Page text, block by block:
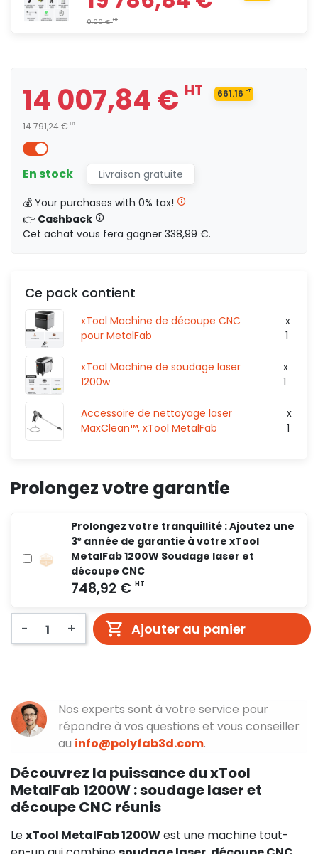
14 007,84 €
0,00 €HT
15 912,84 €
16 637,84 €
0,00 €HT
19 786,84 € HT
14 007,84 € HT
14 791,24 €HT
661.16 HT
En stock
Livraison gratuite
💰 Your purchases with 0% tax!
👉 Cashback
Cet achat vous fera gagner 338,99 €.
Ce pack contient
xTool Machine de découpe CNC
pour MetalFab
x
1
xTool Machine de soudage laser
1200w
x
1
Accessoire de nettoyage laser
MaxClean™, xTool MetalFab
x
1
Prolongez votre garantie
Prolongez votre tranquillité : Ajoutez une
3ᵉ année de garantie à votre xTool
MetalFab 1200W Soudage laser et
découpe CNC
- + Ajouter au panier
Nos experts sont à votre service pour
répondre à vos questions et vous conseiller
au info@polyfab3d.com.
Découvrez la puissance du xTool
MetalFab 1200W : soudage laser et
découpe CNC réunis
LexTool MetalFab 1200West une machine tout-